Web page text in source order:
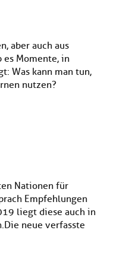
aber auch aus
es Momente, in
Was kann man tun,
nutzen?
Nationen für
Empfehlungen
liegt diese auch in
neue verfasste